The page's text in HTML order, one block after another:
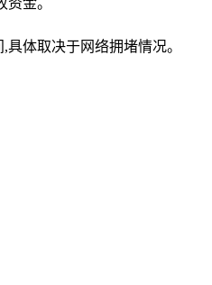
金。
体取决于网络拥堵情况。